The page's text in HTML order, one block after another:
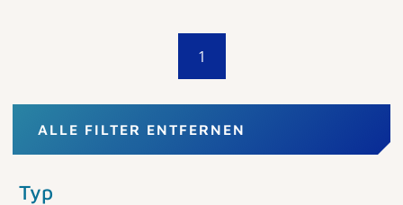
1
ALLE FILTER ENTFERNEN
Typ